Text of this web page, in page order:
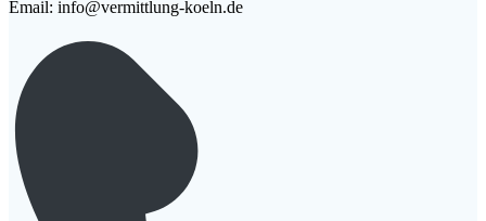
Email: info@vermittlung-koeln.de